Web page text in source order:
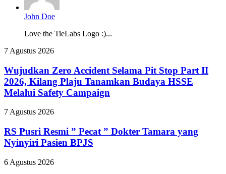
John Doe
Love the TieLabs Logo :)...
Wujudkan
Accident
Selama
Pit
Stop
II
Kilang
Plaju
Tanamkan
Budaya
HSSE
7 Agustus 2026
Wujudkan Zero Accident Selama Pit Stop Part II
2026, Kilang Plaju Tanamkan Budaya HSSE
Melalui Safety Campaign
RS
Resmi
”
Pecat
Dokter
7 Agustus 2026
RS Pusri Resmi ” Pecat ” Dokter Tamara yang
Nyinyiri Pasien BPJS
Palembang
6 Agustus 2026